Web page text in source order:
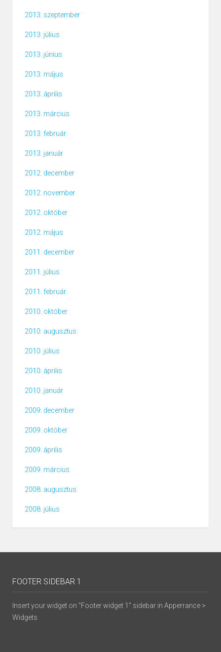
2013. szeptember
2013. július
2013. június
2013. május
2013. április
2013. március
2013. február
2013. január
2012. december
2012. november
2012. október
2012. május
2011. december
2011. július
2011. február
2010. október
2010. augusztus
2010. július
2010. április
2010. január
2009. december
2009. október
2009. április
2009. március
2008. augusztus
2008. július
FOOTER SIDEBAR 1
Insert your widget on "Footer widget 1" sidebar in Apperrance >
Widgets